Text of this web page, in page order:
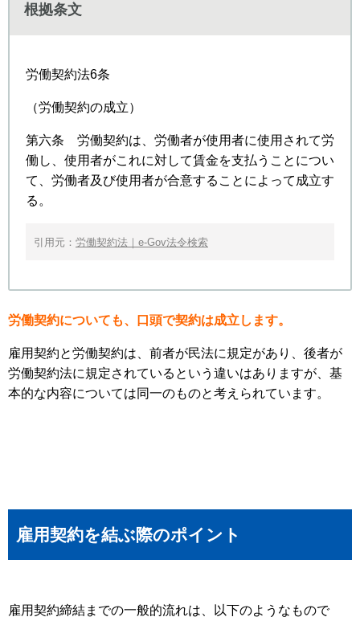
根拠条文
労働契約法6条
（労働契約の成立）
第六条 労働契約は、労働者が使用者に使用されて労
働し、使用者がこれに対して賃金を支払うことについ
て、労働者及び使用者が合意することによって成立す
る。
引用元： 労働契約法｜e-Gov法令検索
労働契約についても、口頭で契約は成立します。
雇用契約と労働契約は、前者が民法に規定があり、後者が
労働契約法に規定されているという違いはありますが、基
本的な内容については同一のものと考えられています。
雇用契約を結ぶ際のポイント
雇用契約締結までの一般的流れは、以下のようなもので